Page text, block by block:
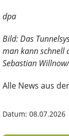
dpa
Bild: Das
man kann schnell
Sebastian
Alle News aus
Datum: 08.07.2026